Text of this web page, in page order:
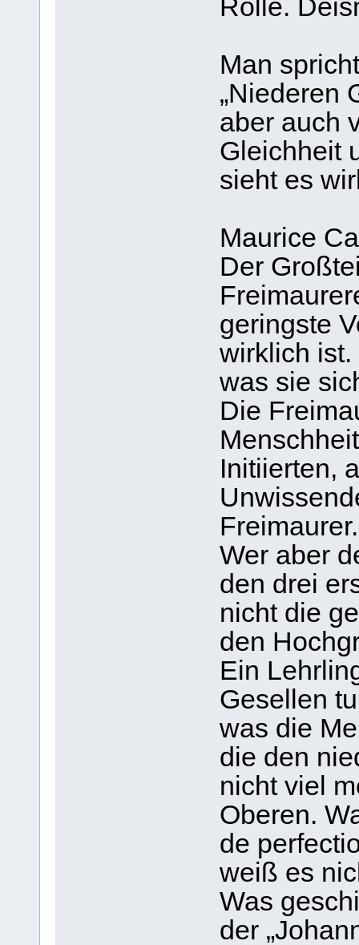
Rolle.
Man
„Niederen
aber auch
Gleichheit
sieht es
Maurice
Der
geringste
wirklich
was sie
Die
Initiierten,
Freimaurer.
Wer aber
den drei
nicht die
den
Ein
Gesellen
was die
die den
nicht viel
Oberen.
de
weiß es
Was
der